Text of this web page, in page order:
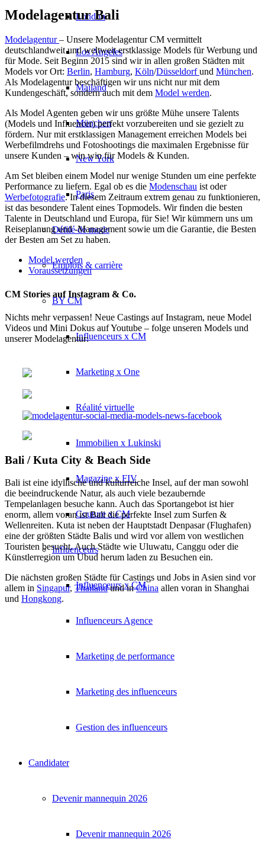
London
Los Angeles
Mailand
München
New York
Paris
Défilé de mode
Emplois & carrière
BY CM
Influenceurs x CM
Marketing x One
Réalité virtuelle
Immobilien x Lukinski
Magazine x FIV
Couture x CM
Influenceurs
Influenceurs x CM
Influenceurs Agence
Marketing de performance
Marketing des influenceurs
Gestion des influenceurs
Candidater
Devenir mannequin 2026
Devenir mannequin 2026
Modelagentur Bali
Modelagentur– Unsere Modelagentur CM vermittelt
deutschlandweit und weltweit erstklassige Models für Werbung und
für Mode. Seit Beginn 2015 sind wir in allen großen Städten mit
Models vor Ort: Berlin, Hamburg, Köln/Düsseldorfund München.
Als Modelagentur beschäftigen wir uns nicht nur mit dem
Kundengeschäft, sondern auch mit dem Model werden.
Als Model Agenten geben wir uns größte Mühe unsere Talents
(Models und Influencer) perfekt vorzubereiten und sie gezielt zu
fördern. Nur mit erstklassigen Management erreichen Models bei
Werbefilmdrehs und Fotoshootings die maximalen Ergebnisse für
unsere Kunden – win win für Models & Kunden.
Am Set bleiben einem Model nur wenige Stunden um eine perfekte
Performance zu liefern. Egal ob es die Modenschau ist oder
Werbefotografie. In diesem Zeitraum extrem genau zu funktionieren,
ist das besondere Talent eines Topmodels. Wir finden die besten
Talente in Deutschland und Europa, für Sie! Wir kümmern uns um
Reiseplanung und -Management sowie um die Garantie, die Besten
der Besten am Set zu haben.
Model werden
Voraussetzungen
CM Stories auf Instagram & Co.
Nichts mehr verpassen! Neue Castings auf Instagram, neue Model
Videos und Mini Dokus auf Youtube – folge unseren Models und
unserer Modelagentur:
Bali / Kuta City & Beach Side
Bali ist eine idyllische und kulturreiche Insel, auf der man sowohl
die beeindruckende Natur, als auch viele bezaubernde
Tempelanlagen besuche kann. Auch das Sportangebot ist hier
enorm, allem voran ist Bali die perfekte Insel zum Surfen &
Wellenreiten. Kuta ist neben der Hauptstadt Denpasar (Flughafen)
eine der größten Städte Balis und wird vor allem von westlichen
Touristen besucht. Auch Städte wie Uluwatu, Canggu oder die
Künstlerregion um Ubud herum laden zu Besuchen ein.
Die nächsten großen Städte für Castings und Jobs in Asien sind vor
allem in Singapur, Thailandund inChina allen voran in Shanghai
und Hongkong.